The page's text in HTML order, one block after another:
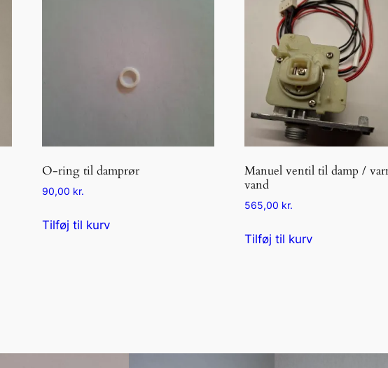
O-ring til damprør
90,00 kr.
Tilføj til kurv
Manuel ventil til damp /
vand
565,00 kr.
Tilføj til kurv